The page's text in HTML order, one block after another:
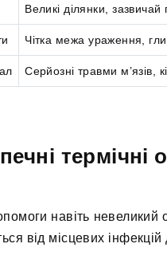
Великі ділянки,
Чітка межа ураження,
Серйозні травми м’язів,
термічні
навіть
від місцевих